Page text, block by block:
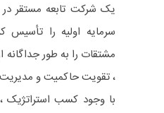
سرمایه اولیه را تأسیس
مشتقات را به طور جداگانه
، تقویت حاکمیت و
با وجود کسب